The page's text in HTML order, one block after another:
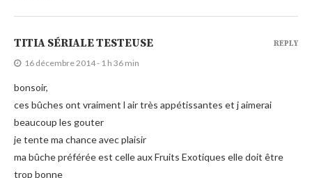
TITIA SÉRIALE TESTEUSE
16 décembre 2014 - 1 h 36 min
bonsoir,
ces bûches ont vraiment l air très appétissantes et j aimerai
beaucoup les gouter
je tente ma chance avec plaisir
ma bûche préférée est celle aux Fruits Exotiques elle doit être
trop bonne
REPLY